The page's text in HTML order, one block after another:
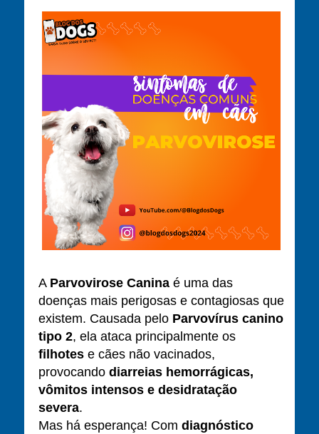
A Parvovirose Canina é uma das
doenças mais perigosas e contagiosas que
existem. Causada pelo Parvovírus canino
tipo 2, ela ataca principalmente os
filhotes e cães não vacinados,
provocando diarreias hemorrágicas,
vômitos intensos e desidratação
severa.
Mas há esperança! Com diagnóstico